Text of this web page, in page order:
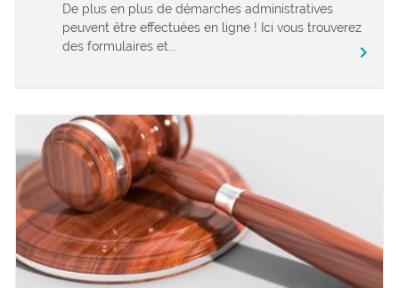
De plus en plus de démarches administratives
peuvent être effectuées en ligne ! Ici vous trouverez
des formulaires et...
chevron_right